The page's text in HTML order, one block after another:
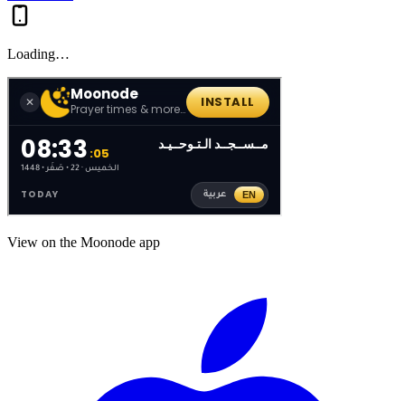
Loading…
View on the Moonode app